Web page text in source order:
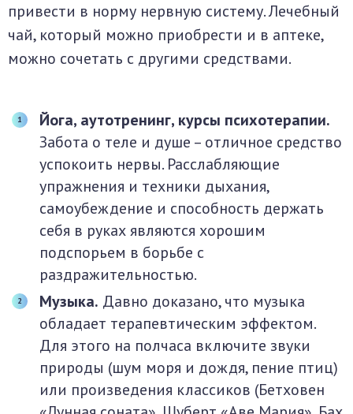
привести в норму нервную систему. Лечебный
чай, который можно приобрести и в аптеке,
можно сочетать с другими средствами.
Йога, аутотренинг, курсы психотерапии.
Забота о теле и душе – отличное средство
успокоить нервы. Расслабляющие
упражнения и техники дыхания,
самоубеждение и способность держать
себя в руках являются хорошим
подспорьем в борьбе с
раздражительностью.
Музыка. Давно доказано, что музыка
обладает терапевтическим эффектом.
Для этого на полчаса включите звуки
природы (шум моря и дождя, пение птиц)
или произведения классиков (Бетховен